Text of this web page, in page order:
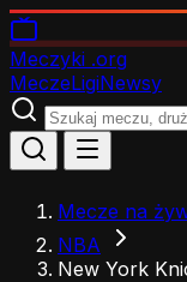
Meczyki .org
MeczeLigiNewsy
Mecze na
NBA
New York